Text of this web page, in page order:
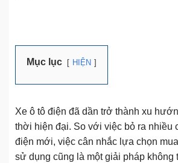
Mục lục HIỆN
Xe ô tô điện đã dần trở thành xu
thời hiện đại. So với việc bỏ ra nhiều
điện mới, việc cân nhắc lựa chọn
sử dụng cũng là một giải pháp không